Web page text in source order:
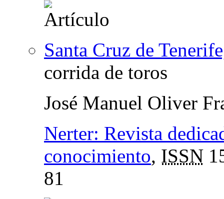
Santa Cruz de
corrida de toros
José Manuel Oliver
Nerter: Revista
conocimiento, ISSN
81